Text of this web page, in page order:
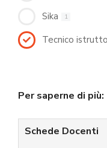
Sika 1
Tecnico
Per saperne di più:
Schede Docenti